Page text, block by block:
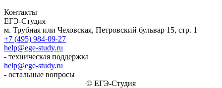
Контакты
ЕГЭ-Студия
м. Трубная или Чеховская, Петровский бульвар 15, стр. 1
+7 (495) 984-09-27
help@ege-study.ru
- техническая поддержка
help@ege-study.ru
- остальные вопросы
© ЕГЭ-Студия